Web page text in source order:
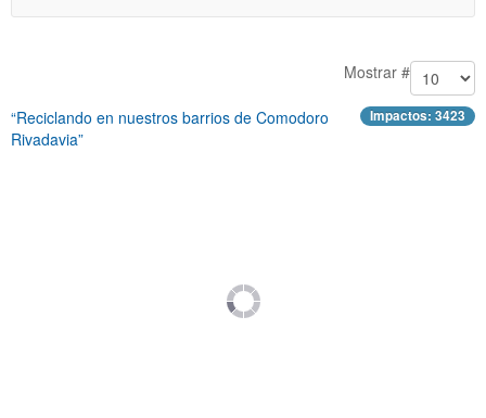
Mostrar #
Impactos: 3423
“Reciclando en nuestros barrios de Comodoro
Rivadavia”